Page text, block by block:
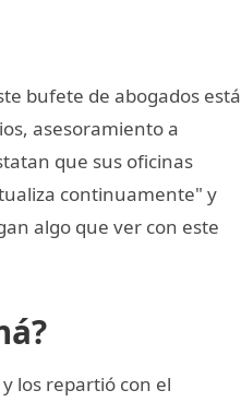
bufete de abogados está
asesoramiento a
que sus oficinas
continuamente" y
algo que ver con este
los repartió con el